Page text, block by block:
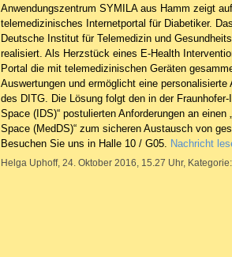
Anwendungszentrum SYMILA aus Hamm zeigt
telemedizinisches Internetportal für Diabetiker.
Deutsche Institut für Telemedizin und
realisiert. Als Herzstück eines E-Health
Portal die mit telemedizinischen Geräten
Auswertungen und ermöglicht eine personalisierte
des DITG. Die Lösung folgt den in der
Space (IDS)“ postulierten Anforderungen an einen
Space (MedDS)“ zum sicheren Austausch von
Besuchen Sie uns in Halle 10 / G05. Nachricht
Helga Uphoff, 24. Oktober 2016, 15.27 Uhr,